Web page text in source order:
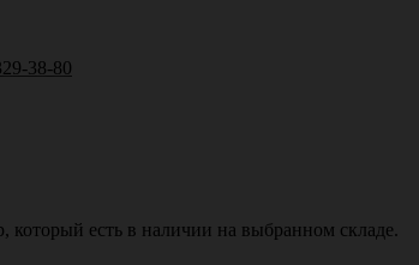
38-80
который есть в наличии на выбранном складе.